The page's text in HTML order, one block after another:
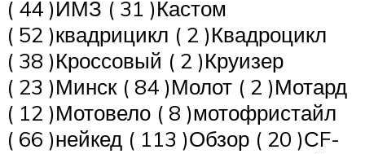
( 44 )ИМЗ ( 31 )Кастом
( 52 )квадрицикл ( 2 )Квадроцикл
( 38 )Кроссовый ( 2 )Круизер
( 23 )Минск ( 84 )Молот ( 2 )Мотард
( 12 )Мотовело ( 8 )мотофристайл
( 66 )нейкед ( 113 )Обзор ( 20 )СF-